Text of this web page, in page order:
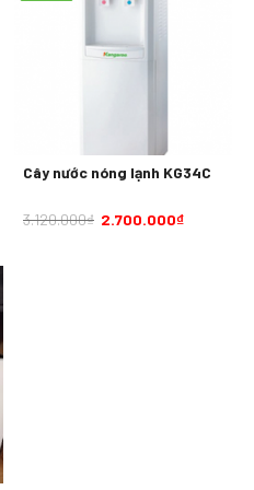
Cây nước nóng lạnh KG34C
3.120.000₫ 2.700.000₫